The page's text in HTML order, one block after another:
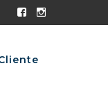
Facebook
Instagram